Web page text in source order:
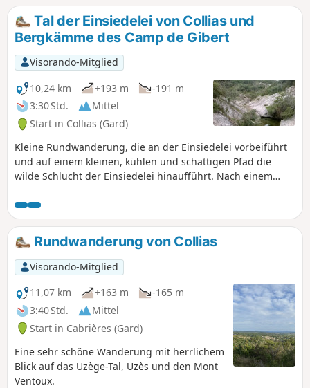
Tal der Einsiedelei von Collias und
Bergkämme des Camp de Gibert
Visorando-Mitglied
10,24 km
+193 m
-191 m
3:30 Std.
Mittel
Start in Collias (Gard)
Kleine Rundwanderung, die an der Einsiedelei vorbeiführt
und auf einem kleinen, kühlen und schattigen Pfad die
wilde Schlucht der Einsiedelei hinaufführt. Nach einem
Bergrücken, die das wilde Tal von Fressinière überragen, in
Richtung Norden zurück. Am Ende der Strecke hat man
einen herrlichen Blick auf den Norden des Tals, seine
Dörfer, den Mont Bouquet, den Ventoux und den Pont du
Gard. Achtung: Vermeiden Sie diese Route, wenn der Fels
nass ist, da einige Abschnitte rutschig sind.
Rundwanderung von Collias
Visorando-Mitglied
11,07 km
+163 m
-165 m
3:40 Std.
Mittel
Start in Cabrières (Gard)
Eine sehr schöne Wanderung mit herrlichem
Blick auf das Uzège-Tal, Uzès und den Mont
Ventoux.